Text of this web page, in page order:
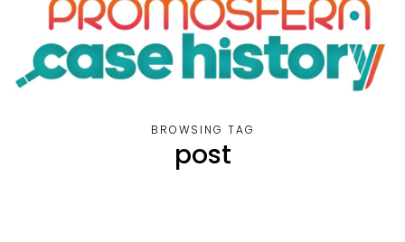
BROWSING TAG
post